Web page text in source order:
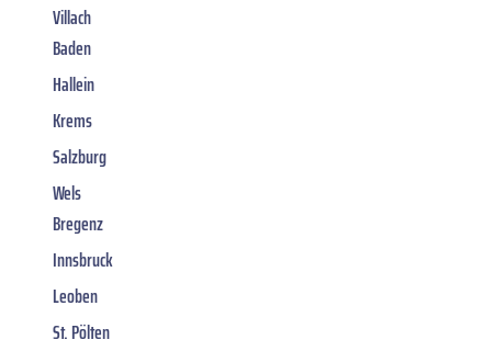
Villach
Baden
Hallein
Krems
Salzburg
Wels
Bregenz
Innsbruck
Leoben
St. Pölten